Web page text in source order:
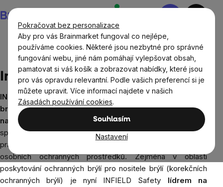
Pokračovat bez personalizace
Aby pro vás Brainmarket fungoval co nejlépe,
používáme cookies. Některé jsou nezbytné pro správné
fungování webu, jiné nám pomáhají vylepšovat obsah,
pamatovat si váš košík a zobrazovat nabídky, které jsou
pro vás opravdu relevantní. Podle vašich preferencí si je
můžete upravit. Více informací najdete v našich
Zásadách používání cookies.
Souhlasím
Nastavení
na
obsah
Nákupní
Prodávané značky Infield
Infield
INFIELD Safety je výrobce vysoce kvalitních ochranných
brýlí a profesionálních prostředků na ochranu sluchu
na míru
. Od svého založení v 90. letech 20. století se
specializuje na všechny otázky týkající se zraku na
pracovišti a má významné postavení na trhu výrobků
osobních ochranných prostředků. Zejména v oblasti
poskytování ochranných brýlí pro nositele brýlí (korekčních
ochranných brýlí) je nyní INFIELD Safety lídrem na